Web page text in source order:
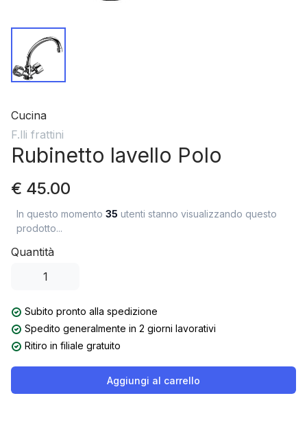
Cucina
F.lli frattini
Rubinetto lavello Polo
€ 45.00
In questo momento 35 utenti stanno visualizzando questo
prodotto...
Quantità
Subito pronto alla spedizione
Spedito generalmente in 2 giorni lavorativi
Ritiro in filiale gratuito
Aggiungi al carrello